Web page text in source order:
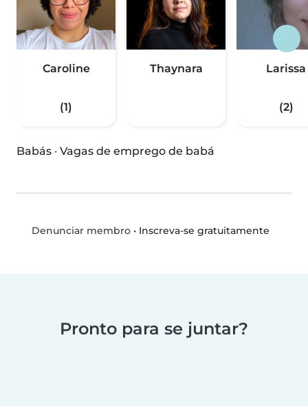
Caroline
(1)
Thaynara Larissa
(2)
Babás · Vagas de emprego de babá
Denunciar membro• Inscreva-se gratuitamente
Pronto para se juntar?